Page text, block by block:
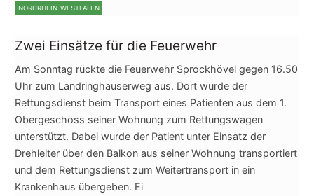
NORDRHEIN-WESTFALEN
Zwei Einsätze für die Feuerwehr
Am Sonntag rückte die Feuerwehr Sprockhövel gegen 16.50
Uhr zum Landringhauserweg aus. Dort wurde der
Rettungsdienst beim Transport eines Patienten aus dem 1.
Obergeschoss seiner Wohnung zum Rettungswagen
unterstützt. Dabei wurde der Patient unter Einsatz der
Drehleiter über den Balkon aus seiner Wohnung transportiert
und dem Rettungsdienst zum Weitertransport in ein
Krankenhaus übergeben. Ei